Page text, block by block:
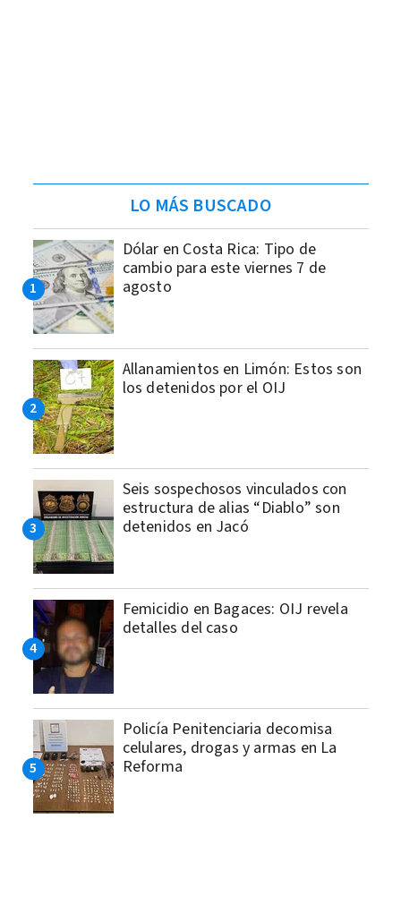
LO MÁS BUSCADO
Dólar en Costa Rica: Tipo de
cambio para este viernes 7 de
agosto
Allanamientos en Limón: Estos son
los detenidos por el OIJ
Seis sospechosos vinculados con
estructura de alias “Diablo” son
detenidos en Jacó
Femicidio en Bagaces: OIJ revela
detalles del caso
Policía Penitenciaria decomisa
celulares, drogas y armas en La
Reforma